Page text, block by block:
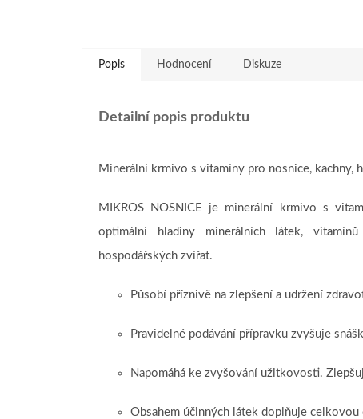
Popis Hodnocení Diskuze
Detailní popis produktu
Minerální krmivo s vitamíny pro nosnice, kachny,
MIKROS NOSNICE je minerální krmivo s
optimální hladiny minerálních látek,
hospodářských zvířat.
Působí příznivě na zlepšení a udržení
Pravidelné podávání přípravku zvyšuje
Napomáhá ke zvyšování užitkovosti.
Obsahem účinných látek doplňuje